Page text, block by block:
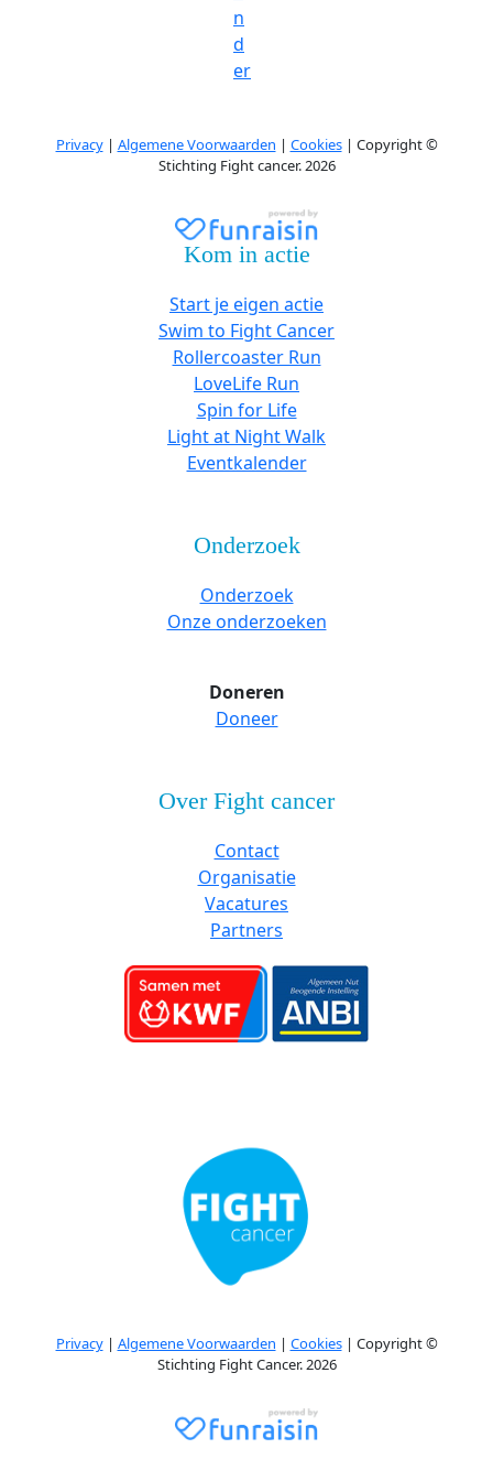
n
d
er
Privacy| Algemene Voorwaarden | Cookies| Copyright ©
Stichting Fight cancer. 2026
Kom in actie
Start je eigen actie
Swim to Fight Cancer
Rollercoaster Run
LoveLife Run
Spin for Life
Light at Night Walk
Eventkalender
Onderzoek
Onderzoek
Onze onderzoeken
Doneren
Doneer
Over Fight cancer
Contact
Organisatie
Vacatures
Partners
Privacy| Algemene Voorwaarden | Cookies| Copyright ©
Stichting Fight Cancer. 2026